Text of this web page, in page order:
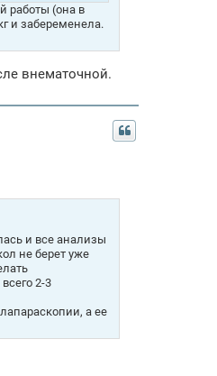
работы (она в
и забеременела.
внематочной.
и все анализы
не берет уже
2-3
а ее